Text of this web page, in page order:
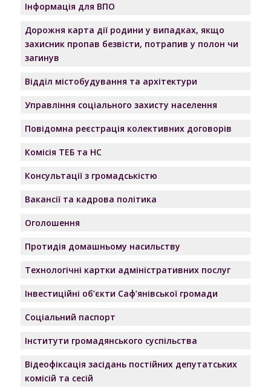
Інформація для ВПО
Дорожня карта дії родини у випадках, якщо
захисник пропав безвісти, потрапив у полон чи
загинув
Відділ містобудування та архітектури
Управління соціального захисту населення
Повідомна реєстрація колективних договорів
Комісія ТЕБ та НС
Консультації з громадськістю
Вакансії та кадрова політика
Оголошення
Протидія домашньому насильству
Технологічні картки адміністративних послуг
Інвестиційні об’єкти Саф’янівської громади
Соціальний паспорт
Інститути громадянського суспільства
Відеофіксація засідань постійних депутатських
комісій та сесій